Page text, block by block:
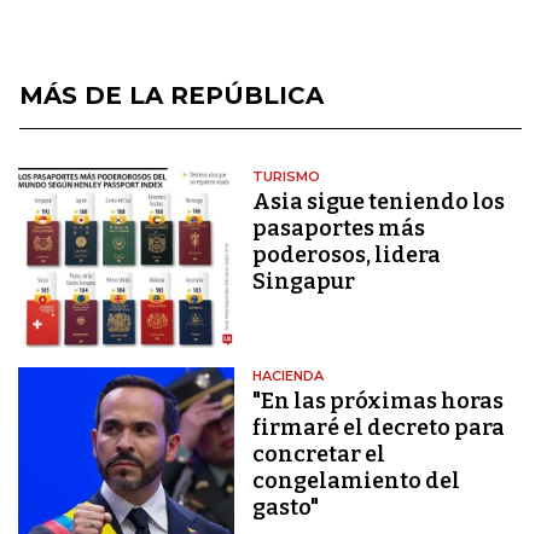
MÁS DE LA REPÚBLICA
TURISMO
Asia sigue teniendo los
pasaportes más
poderosos, lidera
Singapur
HACIENDA
"En las próximas horas
firmaré el decreto para
concretar el
congelamiento del
gasto"